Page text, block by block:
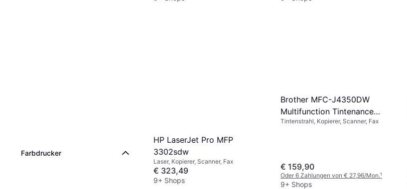
Farbdrucker
HP LaserJet Pro MFP
3302sdw
Laser, Kopierer, Scanner, Fax
€ 323,49
9+ Shops
Brother MFC-J4350DW
Multifunction Tintenance
Letter A
Tintenstrahl, Kopierer, Scanner, Fax
€ 159,90
Oder 6 Zahlungen von € 27,96/Mon.¹
9+ Shops